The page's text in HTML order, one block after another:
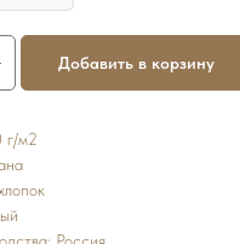
Добавить в корзину
г/м2